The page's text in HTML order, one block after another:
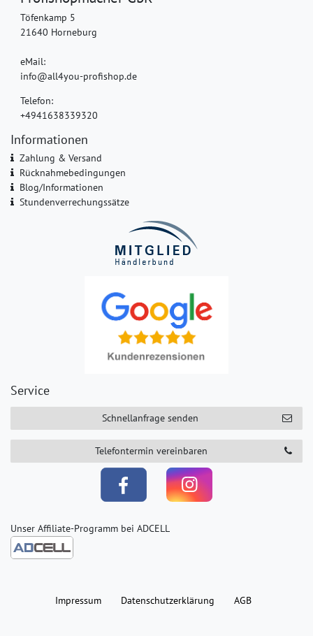
Töfenkamp 5
21640 Horneburg
eMail:
info@all4you-profishop.de
Telefon:
+4941638339320
Informationen
Zahlung & Versand
Rücknahmebedingungen
Blog/Informationen
Stundenverrechungssätze
Service
Schnellanfrage senden
Telefontermin vereinbaren
Unser Affiliate-Programm bei ADCELL
Impressum Daten­schutz­erklärung AGB